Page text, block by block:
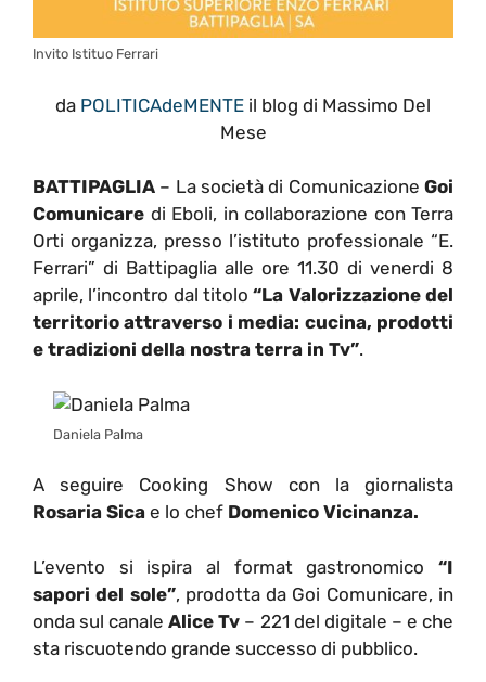
Invito Istituo Ferrari
da POLITICAdeMENTE il blog di Massimo Del
Mese
BATTIPAGLIA – La società di Comunicazione Goi
Comunicare di Eboli, in collaborazione con Terra
Orti organizza, presso l’istituto professionale “E.
Ferrari” di Battipaglia alle ore 11.30 di venerdi 8
aprile, l’incontro dal titolo“La Valorizzazione del
territorio attraverso i media: cucina, prodotti
e tradizioni della nostra terra in Tv”.
Daniela Palma
A seguire Cooking Show con la giornalista
Rosaria Sica e lo chef Domenico Vicinanza.
L’evento si ispira al format gastronomico “I
sapori del sole”, prodotta da Goi Comunicare, in
onda sul canaleAlice Tv – 221 del digitale – e che
sta riscuotendo grande successo di pubblico.